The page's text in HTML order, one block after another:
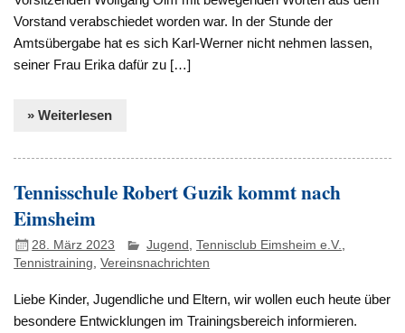
Vorstand verabschiedet worden war. In der Stunde der
Amtsübergabe hat es sich Karl-Werner nicht nehmen lassen,
seiner Frau Erika dafür zu […]
» Weiterlesen
Tennisschule Robert Guzik kommt nach
Eimsheim
28. März 2023 Jugend ,Tennisclub Eimsheim e.V.,
Tennistraining,Vereinsnachrichten
Liebe Kinder, Jugendliche und Eltern, wir wollen euch heute über
besondere Entwicklungen im Trainingsbereich informieren.